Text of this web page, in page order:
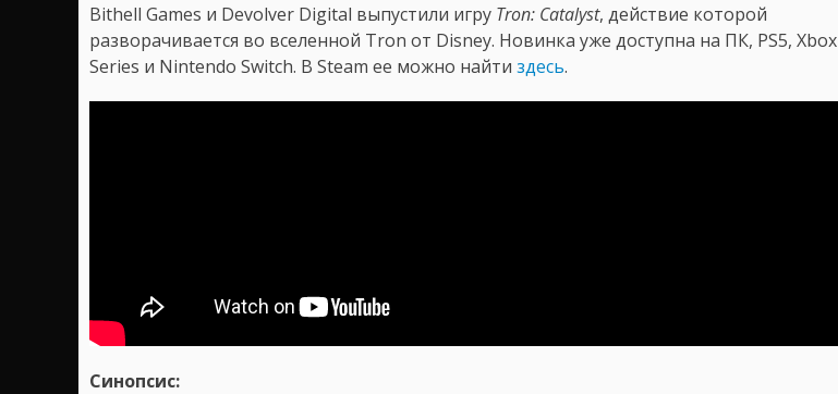
Bithell Games и Devolver Digital выпустили игру Tron: Catalyst, действие которой
разворачивается во вселенной Tron от Disney. Новинка уже доступна на ПК, PS5, Xbox
Series и Nintendo Switch. В Steam ее можно найти здесь.
Синопсис: